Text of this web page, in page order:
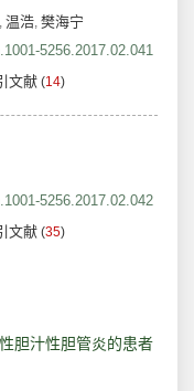
, 温浩, 樊海宁
5256.2017.02.041
文献 (14)
5256.2017.02.042
文献 (35)
胆汁性胆管炎的患者